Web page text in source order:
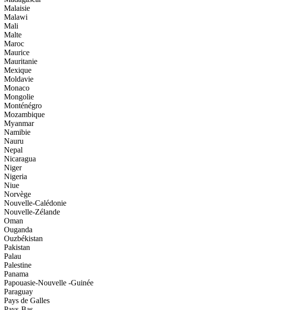
Malaisie
Malawi
Mali
Malte
Maroc
Maurice
Mauritanie
Mexique
Moldavie
Monaco
Mongolie
Monténégro
Mozambique
Myanmar
Namibie
Nauru
Nepal
Nicaragua
Niger
Nigeria
Niue
Norvège
Nouvelle-Calédonie
Nouvelle-Zélande
Oman
Ouganda
Ouzbékistan
Pakistan
Palau
Palestine
Panama
Papouasie-Nouvelle -Guinée
Paraguay
Pays de Galles